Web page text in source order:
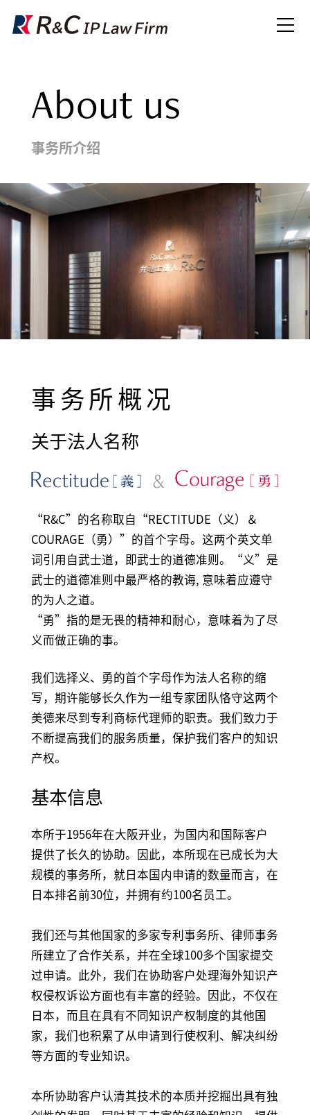
About us
事务所介绍
事务所概况
关于法人名称
“R&C”的名称取自“RECTITUDE（义）＆
COURAGE（勇）”的首个字母。这两个英文单
词引用自武士道，即武士的道德准则。“义”是
武士的道德准则中最严格的教诲, 意味着应遵守
的为人之道。
“勇”指的是无畏的精神和耐心，意味着为了尽
义而做正确的事。
我们选择义、勇的首个字母作为法人名称的缩
写，期许能够长久作为一组专家团队恪守这两个
美德来尽到专利商标代理师的职责。我们致力于
不断提高我们的服务质量，保护我们客户的知识
产权。
基本信息
本所于1956年在大阪开业，为国内和国际客户
提供了长久的协助。因此，本所现在已成长为大
规模的事务所，就日本国内申请的数量而言，在
日本排名前30位，并拥有约100名员工。
我们还与其他国家的多家专利事务所、律师事务
所建立了合作关系，并在全球100多个国家提交
过申请。此外，我们在协助客户处理海外知识产
权侵权诉讼方面也有丰富的经验。因此，不仅在
日本，而且在具有不同知识产权制度的其他国
家，我们也积累了从申请到行使权利、解决纠纷
等方面的专业知识。
本所协助客户认清其技术的本质并挖掘出具有独